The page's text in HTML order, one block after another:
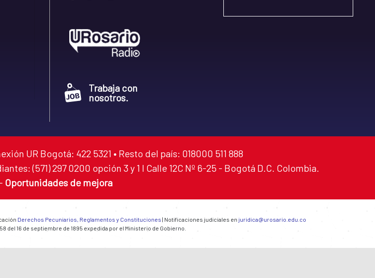
Trabaja con
nosotros.
UR Bogotá: 422 5321 • Resto del país: 018000 511 888
(571) 297 0200 opción 3 y 1 I Calle 12C Nº 6-25 - Bogotá D.C. Colombia.
- Oportunidades de mejora
Derechos Pecuniarios, Reglamentos y Constituciones | Notificaciones judiciales en juridica@urosario.edu.co
del 16 de septiembre de 1895 expedida por el Ministerio de Gobierno.